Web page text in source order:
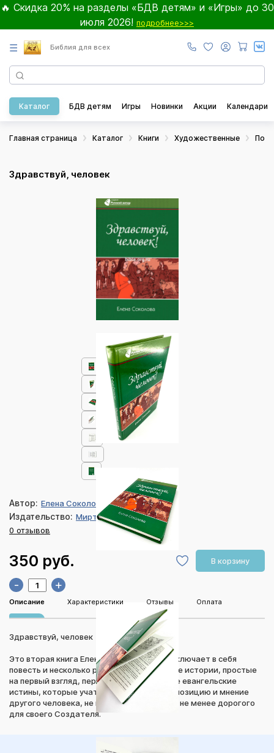
🔥 Скидка 20% на разделы «БДВ детям» и «Игры» до 30
июля 2026! подробнее>>>
☰ Библия для всех
Каталог БДВ детям Игры Новинки Акции Календари
Главная страница Каталог Книги Художественные
Здравствуй, человек
Автор: Елена Соколова
Издательство: Мирт
0 отзывов
350 руб. В корзину
- +
Описание Характеристики Отзывы Оплата
Здравствуй, человек
Это вторая книга Елены Соколовой. Она включает в себя
повесть и несколько рассказов. Житейские истории, простые
на первый взгляд, передают очень важные евангельские
истины, которые учат читателя уважать позицию и мнение
другого человека, не похожего на него, но не менее дорогого
для своего Создателя.